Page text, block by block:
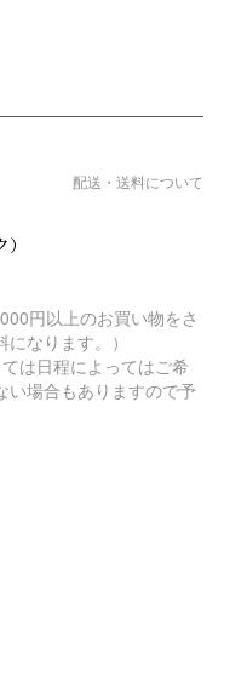
配送・送料について
円以上のお買い物をさ
なります。）
は日程によってはご希
い場合もありますので予